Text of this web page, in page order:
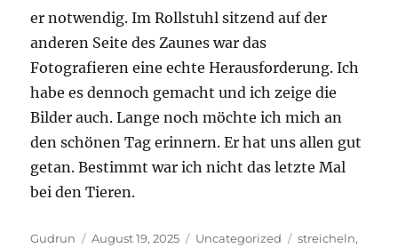
er notwendig. Im Rollstuhl sitzend auf der
anderen Seite des Zaunes war das
Fotografieren eine echte Herausforderung. Ich
habe es dennoch gemacht und ich zeige die
Bilder auch. Lange noch möchte ich mich an
den schönen Tag erinnern. Er hat uns allen gut
getan. Bestimmt war ich nicht das letzte Mal
bei den Tieren.
Autor
Gudrun
Veröffentlicht
August 19, 2025 Kategorien
Uncategorized Schlagwörter
streicheln,